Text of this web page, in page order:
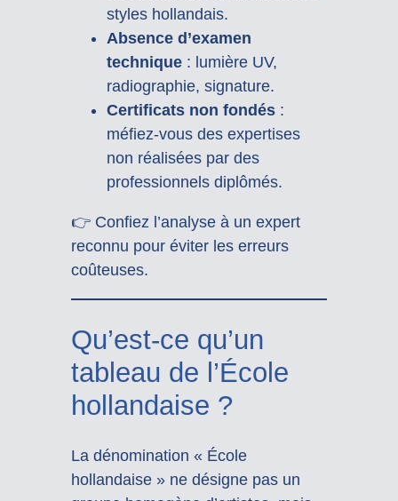
styles hollandais.
Absence d’examen
technique: lumière UV,
radiographie, signature.
Certificats non fondés:
méfiez-vous des expertises
non réalisées par des
professionnels diplômés.
👉 Confiez l’analyse à un expert
reconnu pour éviter les erreurs
coûteuses.
Qu’est-ce qu’un
tableau de l’École
hollandaise ?
La dénomination « École
hollandaise » ne désigne pas un